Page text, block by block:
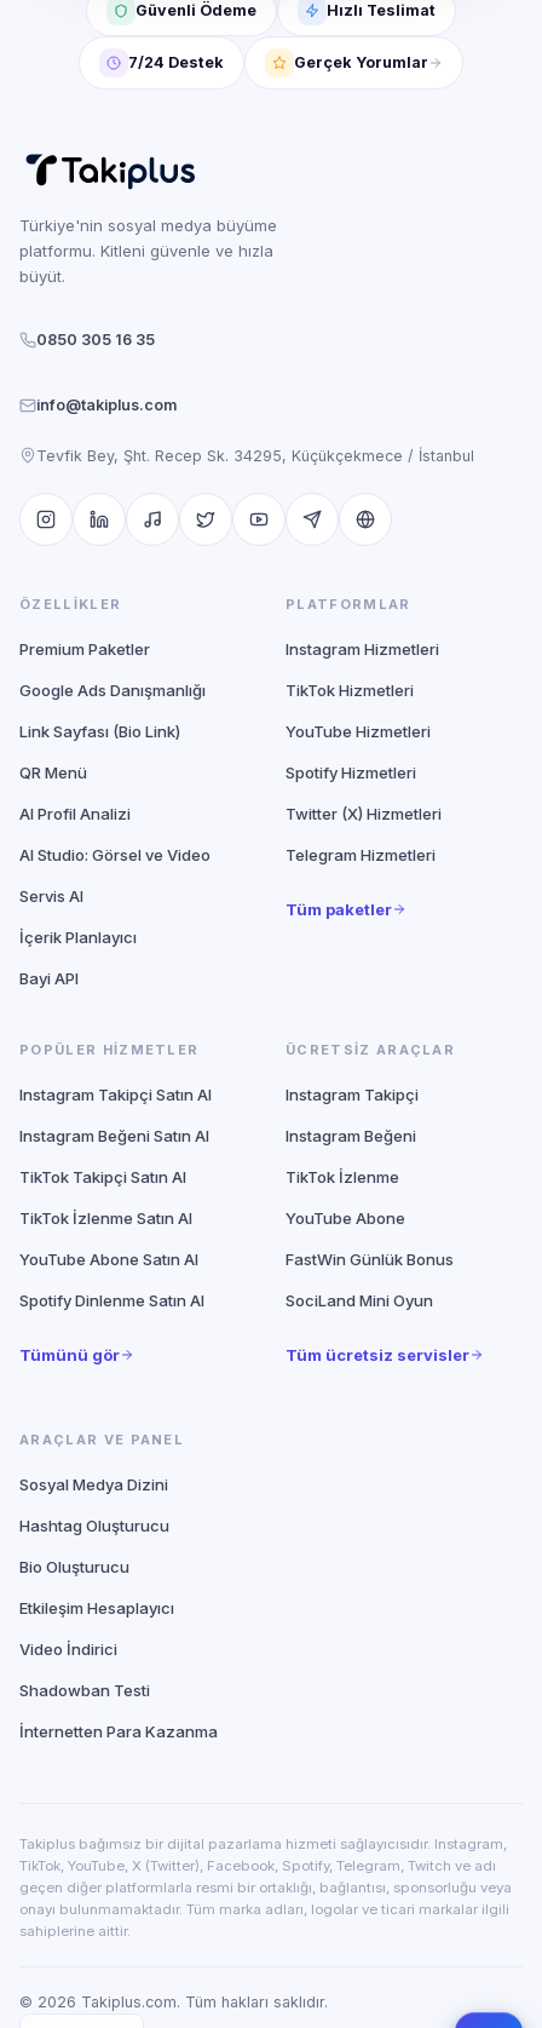
Güvenli Ödeme Hızlı Teslimat
7/24 Destek Gerçek Yorumlar
Türkiye'nin sosyal medya büyüme
platformu. Kitleni güvenle ve hızla
büyüt.
0850 305 16 35
info@takiplus.com
Tevfik Bey, Şht. Recep Sk. 34295, Küçükçekmece / İstanbul
ÖZELLIKLER
Premium Paketler
Google Ads Danışmanlığı
Link Sayfası (Bio Link)
QR Menü
AI Profil Analizi
AI Studio: Görsel ve Video
Servis AI
İçerik Planlayıcı
Bayi API
PLATFORMLAR
Instagram Hizmetleri
TikTok Hizmetleri
YouTube Hizmetleri
Spotify Hizmetleri
Twitter (X) Hizmetleri
Telegram Hizmetleri
Tüm paketler
POPÜLER HIZMETLER
Instagram Takipçi Satın Al
Instagram Beğeni Satın Al
TikTok Takipçi Satın Al
TikTok İzlenme Satın Al
YouTube Abone Satın Al
Spotify Dinlenme Satın Al
Tümünü gör
ÜCRETSIZ ARAÇLAR
Instagram Takipçi
Instagram Beğeni
TikTok İzlenme
YouTube Abone
FastWin Günlük Bonus
SociLand Mini Oyun
Tüm ücretsiz servisler
ARAÇLAR VE PANEL
Sosyal Medya Dizini
Hashtag Oluşturucu
Bio Oluşturucu
Etkileşim Hesaplayıcı
Video İndirici
Shadowban Testi
İnternetten Para Kazanma
Takiplus bağımsız bir dijital pazarlama hizmeti sağlayıcısıdır. Instagram,
TikTok, YouTube, X (Twitter), Facebook, Spotify, Telegram, Twitch ve adı
geçen diğer platformlarla resmi bir ortaklığı, bağlantısı, sponsorluğu veya
onayı bulunmamaktadır. Tüm marka adları, logolar ve ticari markalar ilgili
sahiplerine aittir.
© 2026 Takiplus.com. Tüm hakları saklıdır.